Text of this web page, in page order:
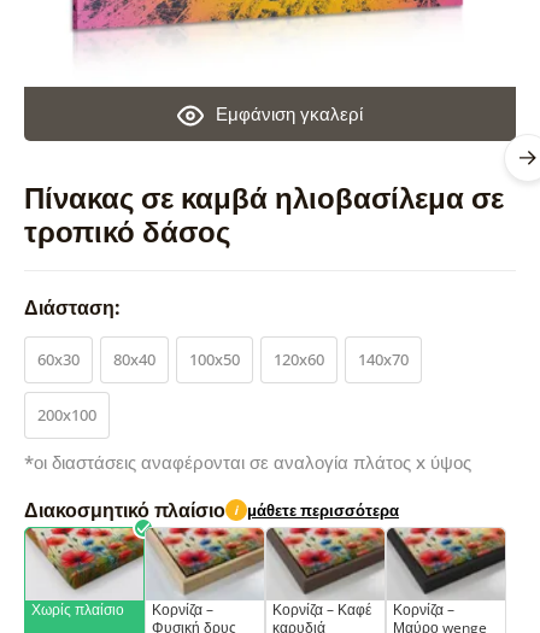
Πίνακας σε καμβά ηλιοβασίλεμα σε
τροπικό δάσος
Εμφάνιση γκαλερί
Διάσταση:
60x30 80x40 100x50 120x60 140x70
200x100
*οι διαστάσεις αναφέρονται σε αναλογία πλάτος x ύψος
Διακοσμητικό πλαίσιο i μάθετε περισσότερα
Χωρίς πλαίσιο
Κορνίζα –
Φυσική δρυς
Κορνίζα – Καφέ
καρυδιά
Κορνίζα –
Μαύρο wenge